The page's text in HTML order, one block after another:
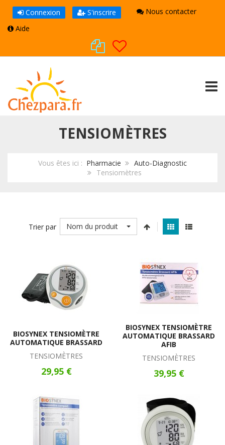
Connexion S'inscrire
Nous contacter
Aide
TENSIOMÈTRES
Vous êtes ici : Pharmacie
Auto-Diagnostic
Tensiomètres
Trier par Nom du produit
BIOSYNEX TENSIOMÈTRE
AUTOMATIQUE BRASSARD
TENSIOMÈTRES
29,95 €
BIOSYNEX TENSIOMÈTRE
AUTOMATIQUE BRASSARD
AFIB
TENSIOMÈTRES
39,95 €